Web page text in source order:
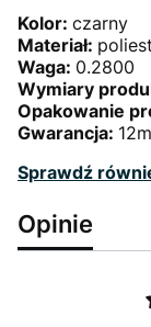
Kolor: czarny
Materiał:
Waga: 0.2800
Wymiary
Opakowanie
Gwarancja:
Sprawdź
Opinie